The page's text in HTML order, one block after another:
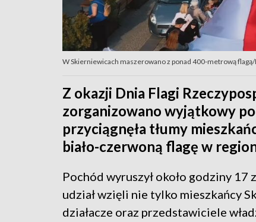
W Skierniewicach maszerowano z ponad 400-metrową
Z okazji Dnia Flagi
zorganizowano wyjątkowy
przyciągnęła tłumy
biało-czerwoną flagę w
Pochód wyruszył około godziny
udział wzięli nie tylko mieszkańcy
działacze oraz przedstawiciele